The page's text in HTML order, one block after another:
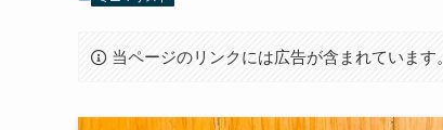
当ページのリンクには広告が含まれています。